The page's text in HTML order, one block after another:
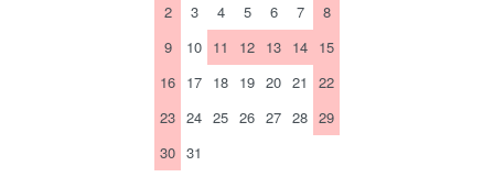
2
3 4 5 6 7
8
9
10 11 12 13 14 15
16 17 18 19 20 21
22
23 24 25 26 27 28 29
30 31